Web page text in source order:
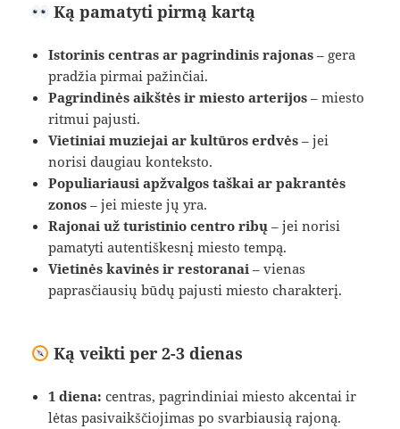
Ką pamatyti pirmą kartą
Istorinis centras ar pagrindinis rajonas – gera
pradžia pirmai pažinčiai.
Pagrindinės aikštės ir miesto arterijos – miesto
ritmui pajusti.
Vietiniai muziejai ar kultūros erdvės – jei
norisi daugiau konteksto.
Populiariausi apžvalgos taškai ar pakrantės
zonos – jei mieste jų yra.
Rajonai už turistinio centro ribų – jei norisi
pamatyti autentiškesnį miesto tempą.
Vietinės kavinės ir restoranai – vienas
paprasčiausių būdų pajusti miesto charakterį.
Ką veikti per 2-3 dienas
1 diena: centras, pagrindiniai miesto akcentai ir
lėtas pasivaikščiojimas po svarbiausią rajoną.